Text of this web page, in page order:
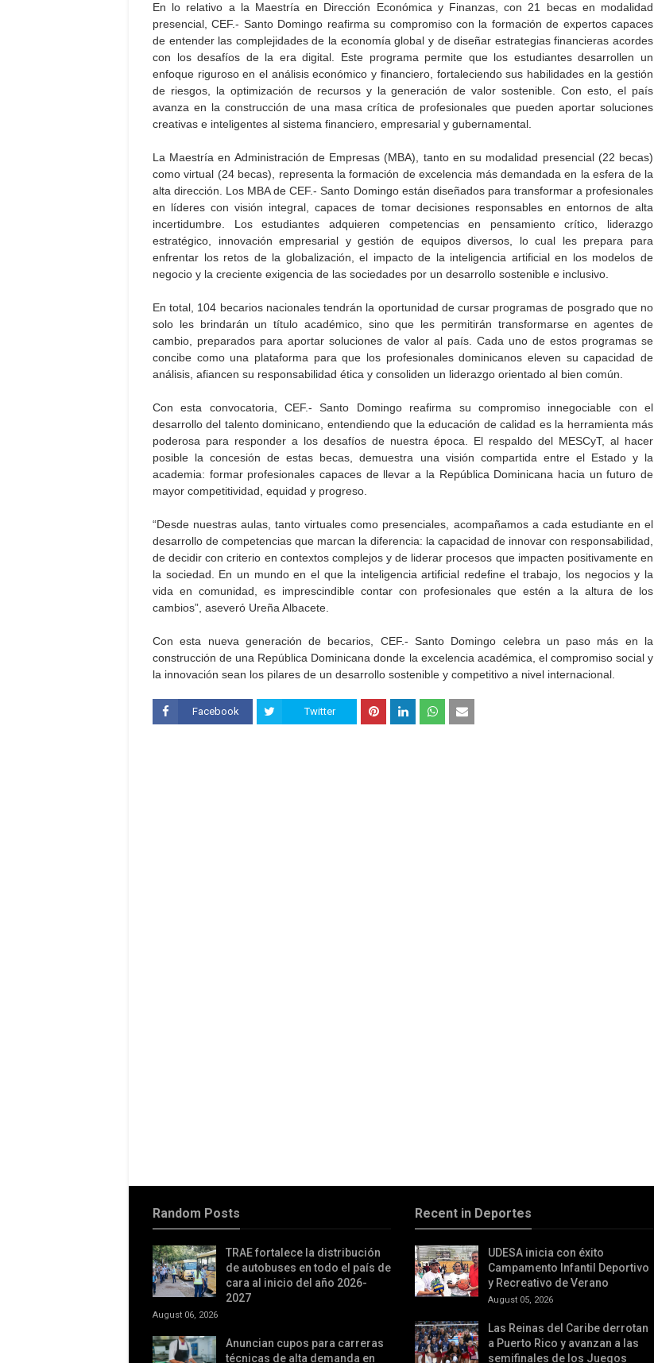
En lo relativo a la Maestría en Dirección Económica y Finanzas, con 21 becas en modalidad
presencial, CEF.- Santo Domingo reafirma su compromiso con la formación de expertos capaces
de entender las complejidades de la economía global y de diseñar estrategias financieras acordes
con los desafíos de la era digital. Este programa permite que los estudiantes desarrollen un
enfoque riguroso en el análisis económico y financiero, fortaleciendo sus habilidades en la gestión
de riesgos, la optimización de recursos y la generación de valor sostenible. Con esto, el país
avanza en la construcción de una masa crítica de profesionales que pueden aportar soluciones
creativas e inteligentes al sistema financiero, empresarial y gubernamental.
La Maestría en Administración de Empresas (MBA), tanto en su modalidad presencial (22 becas)
como virtual (24 becas), representa la formación de excelencia más demandada en la esfera de la
alta dirección. Los MBA de CEF.- Santo Domingo están diseñados para transformar a profesionales
en líderes con visión integral, capaces de tomar decisiones responsables en entornos de alta
incertidumbre. Los estudiantes adquieren competencias en pensamiento crítico, liderazgo
estratégico, innovación empresarial y gestión de equipos diversos, lo cual les prepara para
enfrentar los retos de la globalización, el impacto de la inteligencia artificial en los modelos de
negocio y la creciente exigencia de las sociedades por un desarrollo sostenible e inclusivo.
En total, 104 becarios nacionales tendrán la oportunidad de cursar programas de posgrado que no
solo les brindarán un título académico, sino que les permitirán transformarse en agentes de
cambio, preparados para aportar soluciones de valor al país. Cada uno de estos programas se
concibe como una plataforma para que los profesionales dominicanos eleven su capacidad de
análisis, afiancen su responsabilidad ética y consoliden un liderazgo orientado al bien común.
Con esta convocatoria, CEF.- Santo Domingo reafirma su compromiso innegociable con el
desarrollo del talento dominicano, entendiendo que la educación de calidad es la herramienta más
poderosa para responder a los desafíos de nuestra época. El respaldo del MESCyT, al hacer
posible la concesión de estas becas, demuestra una visión compartida entre el Estado y la
academia: formar profesionales capaces de llevar a la República Dominicana hacia un futuro de
mayor competitividad, equidad y progreso.
“Desde nuestras aulas, tanto virtuales como presenciales, acompañamos a cada estudiante en el
desarrollo de competencias que marcan la diferencia: la capacidad de innovar con responsabilidad,
de decidir con criterio en contextos complejos y de liderar procesos que impacten positivamente en
la sociedad. En un mundo en el que la inteligencia artificial redefine el trabajo, los negocios y la
vida en comunidad, es imprescindible contar con profesionales que estén a la altura de los
cambios”, aseveró Ureña Albacete.
Con esta nueva generación de becarios, CEF.- Santo Domingo celebra un paso más en la
construcción de una República Dominicana donde la excelencia académica, el compromiso social y
la innovación sean los pilares de un desarrollo sostenible y competitivo a nivel internacional.
Facebook Twitter
Random Posts
TRAE fortalece la distribución
de autobuses en todo el país de
cara al inicio del año 2026-
2027
August 06, 2026
Anuncian cupos para carreras
técnicas de alta demanda en
Recent in Deportes
UDESA inicia con éxito
Campamento Infantil Deportivo
y Recreativo de Verano
August 05, 2026
Las Reinas del Caribe derrotan
a Puerto Rico y avanzan a las
semifinales de los Juegos